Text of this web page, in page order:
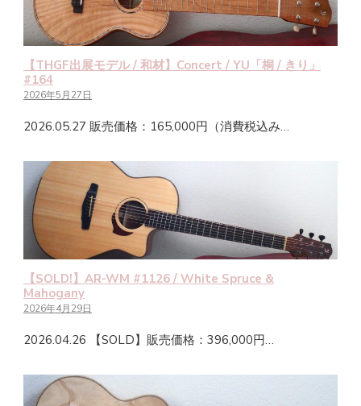
【THGF出展モデル / 和材】Concert / YU「桐 / きり」
#164
2026年5月27日
2026.05.27 販売価格：165,000円（消費税込み…
【SOLD!】AR-WM #1126 / White Spruce &
Mahogany
2026年4月29日
2026.04.26 【SOLD】販売価格：396,000円…